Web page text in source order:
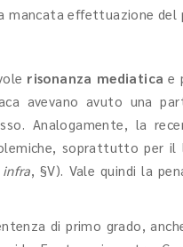
mancata effettuazione del
risonanza mediatica e
avevano avuto una
Analogamente, la
soprattutto per
infra, §V). Vale quindi la
di primo grado,